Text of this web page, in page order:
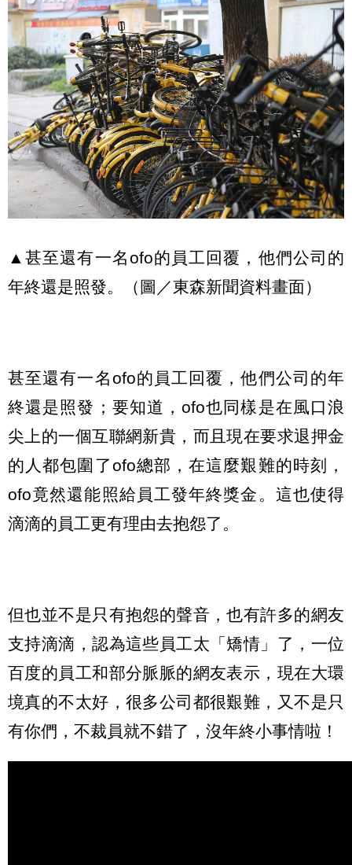
▲甚至還有一名ofo的員工回覆，他們公司的
年終還是照發。（圖／東森新聞資料畫面）
甚至還有一名ofo的員工回覆，他們公司的年
終還是照發；要知道，ofo也同樣是在風口浪
尖上的一個互聯網新貴，而且現在要求退押金
的人都包圍了ofo總部，在這麼艱難的時刻，
ofo竟然還能照給員工發年終獎金。這也使得
滴滴的員工更有理由去抱怨了。
但也並不是只有抱怨的聲音，也有許多的網友
支持滴滴，認為這些員工太「矯情」了，一位
百度的員工和部分脈脈的網友表示，現在大環
境真的不太好，很多公司都很艱難，又不是只
有你們，不裁員就不錯了，沒年終小事情啦！